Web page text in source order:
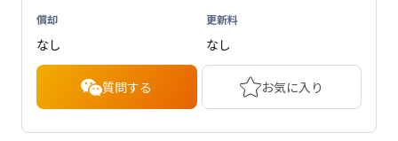
償却
なし
更新料
なし
質問する お気に入り